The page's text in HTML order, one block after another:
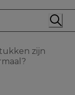
zijn